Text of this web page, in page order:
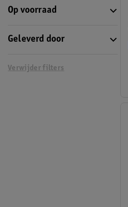
Op voorraad
Geleverd door
Verwijder filters